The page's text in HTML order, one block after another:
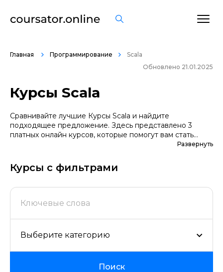
Главная Программирование
Scala
Обновлено 21.01.2025
Курсы Scala
Сравнивайте лучшие Курсы Scala и найдите
подходящее предложение. Здесь представлено 3
платных онлайн курсов, которые помогут вам стать
грамотными специалистами. А если вы не уверены в
варианты. Большой выбор обучающих программ по
цене, продолжительности, формату, отзывам, условиям
курсах проверенных школ в актуальном состоянии.
Развернуть
Курсы с фильтрами
Выберите категорию
Поиск